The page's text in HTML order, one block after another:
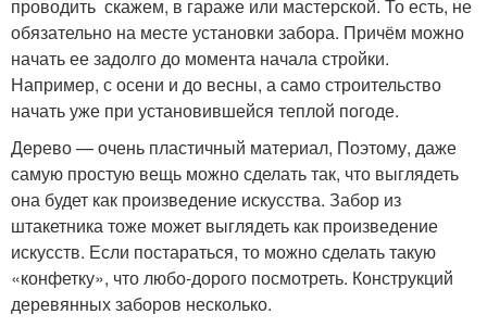
проводить скажем, в гараже или мастерской. То есть, не
обязательно на месте установки забора. Причём можно
начать ее задолго до момента начала стройки.
Например, с осени и до весны, а само строительство
начать уже при установившейся теплой погоде.
Дерево — очень пластичный материал, Поэтому, даже
самую простую вещь можно сделать так, что выглядеть
она будет как произведение искусства. Забор из
штакетника тоже может выглядеть как произведение
искусств. Если постараться, то можно сделать такую
«конфетку», что любо-дорого посмотреть. Конструкций
деревянных заборов несколько.